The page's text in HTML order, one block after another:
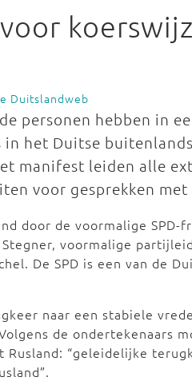
Duitslandweb
personen hebben in
het Duitse
manifest leiden alle
voor gesprekken met
door de voormalige
voormalige
De SPD is een van de
naar een stabiele
de ondertekenaars
“geleidelijke